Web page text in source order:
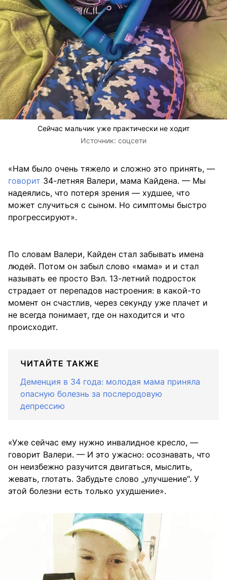
Сейчас мальчик уже практически не ходит
Источник: соцсети
«Нам было очень тяжело и сложно это принять, —
говорит 34-летняя Валери, мама Кайдена. — Мы
надеялись, что потеря зрения — худшее, что
может случиться с сыном. Но симптомы быстро
прогрессируют».
По словам Валери, Кайден стал забывать имена
людей. Потом он забыл слово «мама» и и стал
называть ее просто Вэл. 13-летний подросток
страдает от перепадов настроения: в какой-то
момент он счастлив, через секунду уже плачет и
не всегда понимает, где он находится и что
происходит.
ЧИТАЙТЕ ТАКЖЕ
Деменция в 34 года: молодая мама приняла
опасную болезнь за послеродовую
депрессию
«Уже сейчас ему нужно инвалидное кресло, —
говорит Валери. — И это ужасно: осознавать, что
он неизбежно разучится двигаться, мыслить,
жевать, глотать. Забудьте слово „улучшение“. У
этой болезни есть только ухудшение».